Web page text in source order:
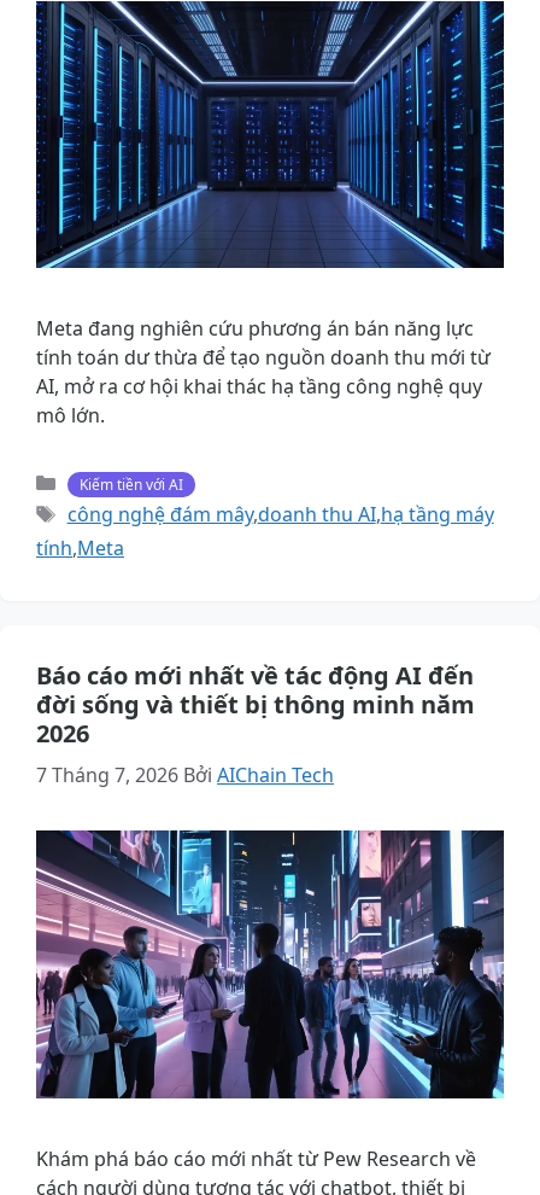
Meta đang nghiên cứu phương án bán năng lực
tính toán dư thừa để tạo nguồn doanh thu mới từ
AI, mở ra cơ hội khai thác hạ tầng công nghệ quy
mô lớn.
Danh
mục
Kiếm tiền với AI
Thẻ
công nghệ đám mây,doanh thu AI,hạ tầng máy
tính,Meta
Báo cáo mới nhất về tác động AI đến
đời sống và thiết bị thông minh năm
2026
7 Tháng 7, 2026 Bởi AIChain Tech
Khám phá báo cáo mới nhất từ Pew Research về
cách người dùng tương tác với chatbot, thiết bị